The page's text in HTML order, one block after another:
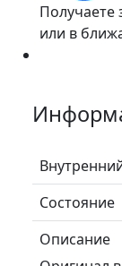
Получаете
или в
Состояние
Описание